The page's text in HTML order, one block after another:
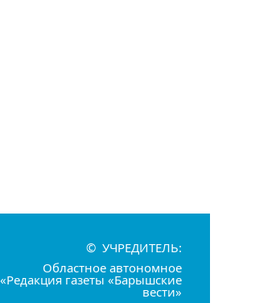
© УЧРЕДИТЕЛЬ:
Областное автономное
газеты «Барышские
вести»